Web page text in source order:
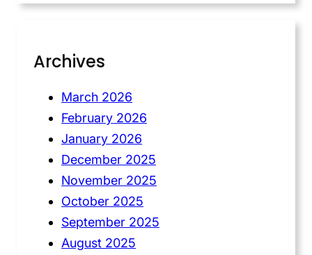
Archives
March 2026
February 2026
January 2026
December 2025
November 2025
October 2025
September 2025
August 2025